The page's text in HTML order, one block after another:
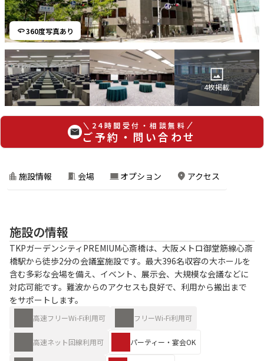
360度写真あり
4枚掲載
24時間受付・相談無料
ご予約・問い合わせ
施設情報 会場 オプション アクセス
施設の情報
TKPガーデンシティPREMIUM心斎橋は、大阪メトロ御堂筋線心斎
橋駅から徒歩2分の会議室施設です。最大396名収容の大ホールを
含む多彩な会場を備え、イベント、展示会、大規模な会議などに
対応可能です。難波からのアクセスも良好で、利用から搬出まで
をサポートします。
高速フリーWi-Fi利用可 フリーWi-Fi利用可
高速ネット回線利用可 パーティー・宴会OK